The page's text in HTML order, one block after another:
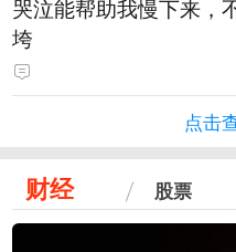
哭泣能帮助我慢下来，
垮
点击
财经 股票